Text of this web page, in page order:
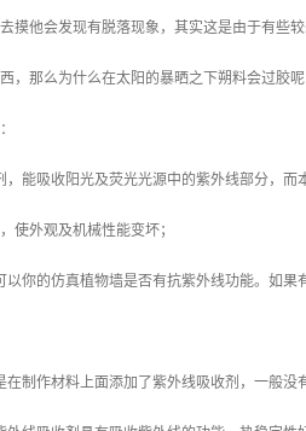
摸他会发现有脱落现象，其实这是由于有些
，那么为什么在太阳的暴晒之下朔料会过胶呢
能吸收阳光及荧光光源中的紫外线部分，
使外观及机械性能变坏；
你的仿真植物墙是否有抗紫外线功能。如
制作材料上面添加了紫外线吸收剂，一般